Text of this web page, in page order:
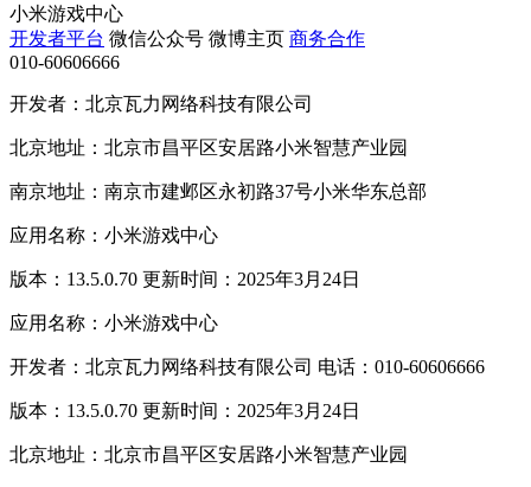
小米游戏中心
开发者平台 微信公众号 微博主页 商务合作
010-60606666
开发者：北京瓦力网络科技有限公司
北京地址：北京市昌平区安居路小米智慧产业园
南京地址：南京市建邺区永初路37号小米华东总部
应用名称：小米游戏中心
版本：13.5.0.70 更新时间：2025年3月24日
应用名称：小米游戏中心
开发者：北京瓦力网络科技有限公司 电话：010-60606666
版本：13.5.0.70 更新时间：2025年3月24日
北京地址：北京市昌平区安居路小米智慧产业园